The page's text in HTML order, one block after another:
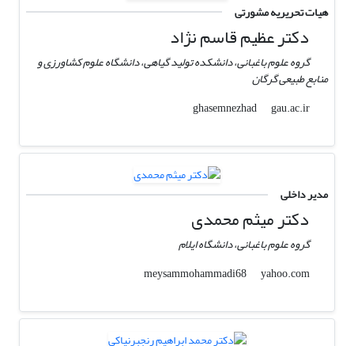
هیات تحریریه مشورتی
دکتر عظیم قاسم نژاد
گروه علوم باغبانی، دانشکده تولید گیاهی، دانشگاه علوم کشاورزی و
منابع طبیعی گرگان
ghasemnezhad
gau.ac.ir
مدیر داخلی
دکتر میثم محمدی
گروه علوم باغبانی، دانشگاه ایلام
meysammohammadi68
yahoo.com